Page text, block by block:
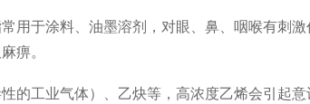
于涂料、油墨溶剂，对眼、鼻、咽喉有刺激
痹。
工业气体）、乙炔等，高浓度乙烯会引起意